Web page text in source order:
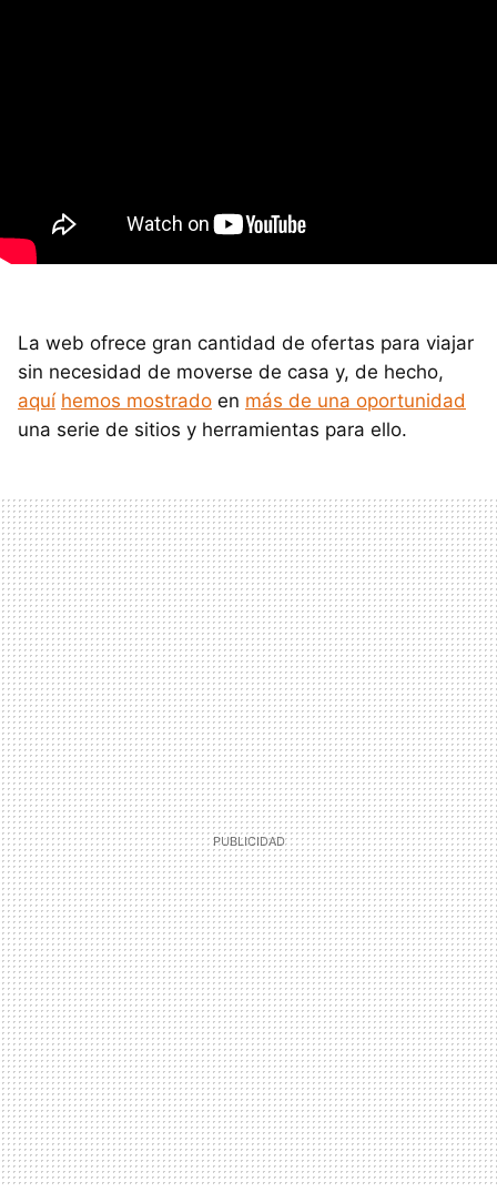
La web ofrece gran cantidad de ofertas para viajar
sin necesidad de moverse de casa y, de hecho,
aquí hemos mostrado en más de una oportunidad
una serie de sitios y herramientas para ello.